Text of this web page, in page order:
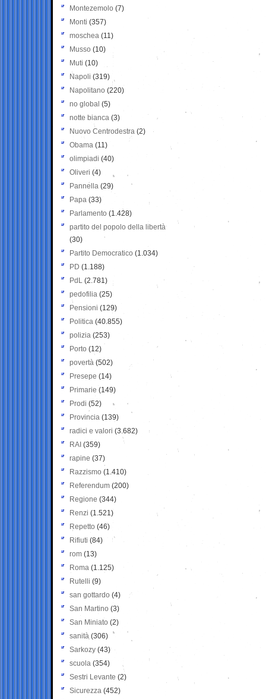
Montezemolo (7)
Monti (357)
moschea (11)
Musso (10)
Muti (10)
Napoli (319)
Napolitano (220)
no global (5)
notte bianca (3)
Nuovo Centrodestra (2)
Obama (11)
olimpiadi (40)
Oliveri (4)
Pannella (29)
Papa (33)
Parlamento (1.428)
partito del popolo della libertà
(30)
Partito Democratico (1.034)
PD (1.188)
PdL (2.781)
pedofilia (25)
Pensioni (129)
Politica (40.855)
polizia (253)
Porto (12)
povertà (502)
Presepe (14)
Primarie (149)
Prodi (52)
Provincia (139)
radici e valori (3.682)
RAI (359)
rapine (37)
Razzismo (1.410)
Referendum (200)
Regione (344)
Renzi (1.521)
Repetto (46)
Rifiuti (84)
rom (13)
Roma (1.125)
Rutelli (9)
san gottardo (4)
San Martino (3)
San Miniato (2)
sanità (306)
Sarkozy (43)
scuola (354)
Sestri Levante (2)
Sicurezza (452)